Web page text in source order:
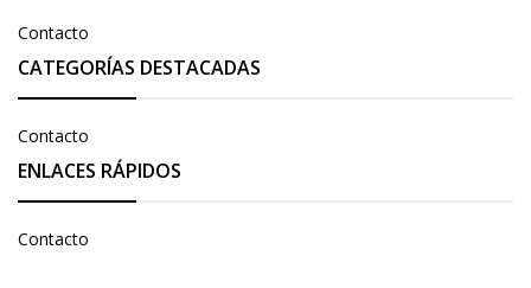
Contacto
CATEGORÍAS DESTACADAS
Contacto
ENLACES RÁPIDOS
Contacto